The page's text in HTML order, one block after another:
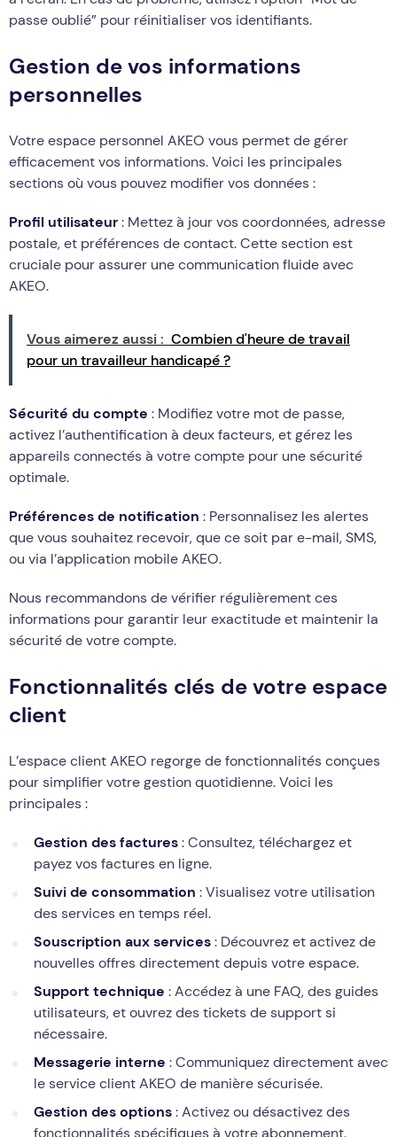
passe oublié” pour réinitialiser vos identifiants.
Gestion de vos informations
personnelles
Votre espace personnel AKEO vous permet de gérer
efficacement vos informations. Voici les principales
sections où vous pouvez modifier vos données :
Profil utilisateur: Mettez à jour vos coordonnées, adresse
postale, et préférences de contact. Cette section est
cruciale pour assurer une communication fluide avec
AKEO.
Vous aimerez aussi : Combien d'heure de travail
pour un travailleur handicapé ?
Sécurité du compte : Modifiez votre mot de passe,
activez l’authentification à deux facteurs, et gérez les
appareils connectés à votre compte pour une sécurité
optimale.
Préférences de notification : Personnalisez les alertes
que vous souhaitez recevoir, que ce soit par e-mail, SMS,
ou via l’application mobile AKEO.
Nous recommandons de vérifier régulièrement ces
informations pour garantir leur exactitude et maintenir la
sécurité de votre compte.
Fonctionnalités clés de votre espace
client
L’espace client AKEO regorge de fonctionnalités conçues
pour simplifier votre gestion quotidienne. Voici les
principales :
Gestion des factures: Consultez, téléchargez et
payez vos factures en ligne.
Suivi de consommation : Visualisez votre utilisation
des services en temps réel.
Souscription aux services: Découvrez et activez de
nouvelles offres directement depuis votre espace.
Support technique : Accédez à une FAQ, des guides
utilisateurs, et ouvrez des tickets de support si
nécessaire.
Messagerie interne : Communiquez directement avec
le service client AKEO de manière sécurisée.
Gestion des options: Activez ou désactivez des
fonctionnalités spécifiques à votre abonnement.